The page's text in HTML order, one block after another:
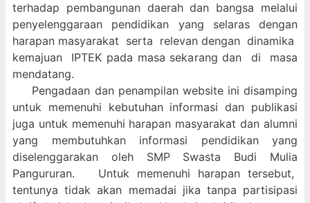
terhadap pembangunan daerah dan bangsa melalui
penyelenggaraan pendidikan yang selaras dengan
harapan masyarakat serta relevan dengan dinamika
kemajuan IPTEK pada masa sekarang dan di masa
mendatang.
Pengadaan dan penampilan website ini disamping
untuk memenuhi kebutuhan informasi dan publikasi
juga untuk memenuhi harapan masyarakat dan alumni
yang membutuhkan informasi pendidikan yang
diselenggarakan oleh SMP Swasta Budi Mulia
Pangururan. Untuk memenuhi harapan tersebut,
tentunya tidak akan memadai jika tanpa partisipasi